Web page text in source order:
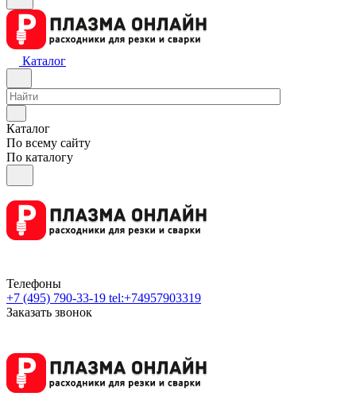
Каталог
Каталог
По всему сайту
По каталогу
Телефоны
+7 (495) 790-33-19 tel:+74957903319
Заказать звонок